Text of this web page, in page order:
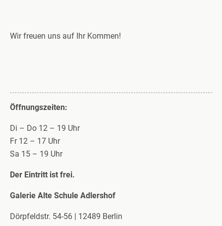
Wir freuen uns auf Ihr Kommen!
Öffnungszeiten:
Di – Do 12 – 19 Uhr
Fr 12 – 17 Uhr
Sa 15 – 19 Uhr
Der Eintritt ist frei.
Galerie Alte Schule Adlershof
Dörpfeldstr. 54-56 | 12489 Berlin